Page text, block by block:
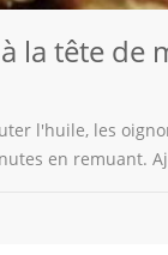
la tête de
l'huile, les
en remuant.